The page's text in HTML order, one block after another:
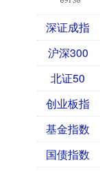
深证成指
沪深300
北证50
创业板指
基金指数
国债指数